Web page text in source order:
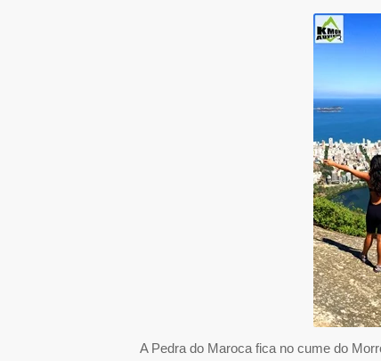
A Pedra do Maroca fica no cume do